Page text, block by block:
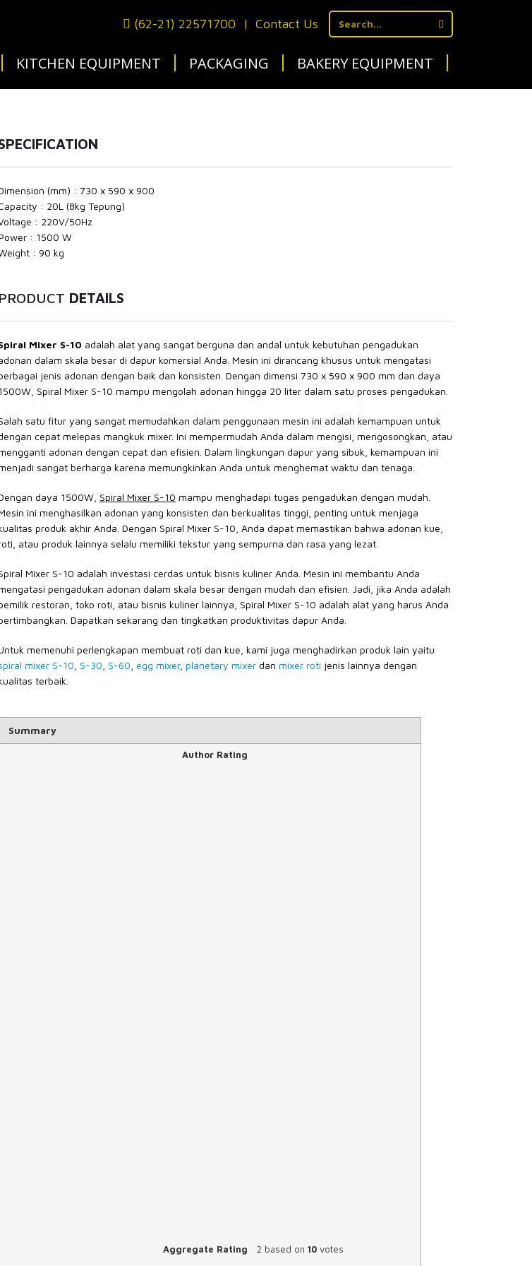
(62-21) 22571700 | Contact Us
KITCHEN EQUIPMENT PACKAGING BAKERY EQUIPMENT
(mm) : 730 x 590 x 900
: 20L (8kg Tepung)
: 220V/50Hz
: 1500 W
: 90 kg
PRODUCT DETAILS
Mixer S-10 adalah alat yang sangat berguna dan andal untuk kebutuhan pengadukan
dalam skala besar di dapur komersial Anda. Mesin ini dirancang khusus untuk mengatasi
jenis adonan dengan baik dan konsisten. Dengan dimensi 730 x 590 x 900 mm dan daya
1500W, Spiral Mixer S-10 mampu mengolah adonan hingga 20 liter dalam satu proses pengadukan.
satu fitur yang sangat memudahkan dalam penggunaan mesin ini adalah kemampuan untuk
cepat melepas mangkuk mixer. Ini mempermudah Anda dalam mengisi, mengosongkan, atau
adonan dengan cepat dan efisien. Dalam lingkungan dapur yang sibuk, kemampuan ini
sangat berharga karena memungkinkan Anda untuk menghemat waktu dan tenaga.
daya 1500W, Spiral Mixer S-10 mampu menghadapi tugas pengadukan dengan mudah.
ini menghasilkan adonan yang konsisten dan berkualitas tinggi, penting untuk menjaga
produk akhir Anda. Dengan Spiral Mixer S-10, Anda dapat memastikan bahwa adonan kue,
atau produk lainnya selalu memiliki tekstur yang sempurna dan rasa yang lezat.
Mixer S-10 adalah investasi cerdas untuk bisnis kuliner Anda. Mesin ini membantu Anda
pengadukan adonan dalam skala besar dengan mudah dan efisien. Jadi, jika Anda adalah
restoran, toko roti, atau bisnis kuliner lainnya, Spiral Mixer S-10 adalah alat yang harus Anda
Dapatkan sekarang dan tingkatkan produktivitas dapur Anda.
memenuhi perlengkapan membuat roti dan kue, kami juga menghadirkan produk lain yaitu
mixer S-10 S-30 S-60 egg mixer, planetary mixer dan mixer roti jenis lainnya dengan
terbaik.
Summary
Author Rating
Aggregate Rating 2 based on 10votes